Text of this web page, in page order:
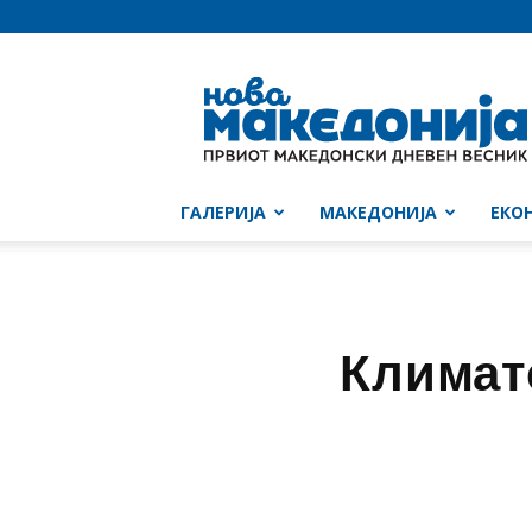
Македонија
ГАЛЕРИЈА МАКЕДОНИЈА